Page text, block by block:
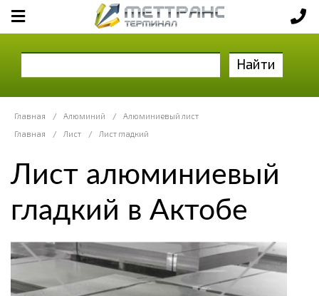
Найти
Главная / Алюминий /
Алюминиевый лист
Главная
/ Лист / Лист гладкий
Лист алюминиевый
гладкий в Актобе